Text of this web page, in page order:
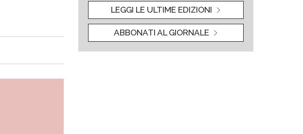
LEGGI LE ULTIME EDIZIONI
ABBONATI AL GIORNALE